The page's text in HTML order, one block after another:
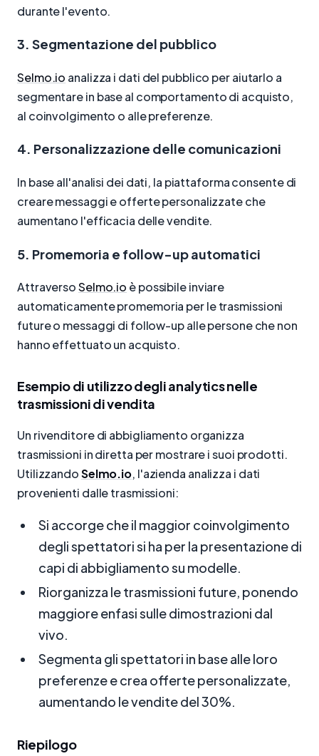
durante l'evento.
3. Segmentazione del pubblico
Selmo.io analizza i dati del pubblico per aiutarlo a
segmentare in base al comportamento di acquisto,
al coinvolgimento o alle preferenze.
4. Personalizzazione delle comunicazioni
In base all'analisi dei dati, la piattaforma consente di
creare messaggi e offerte personalizzate che
aumentano l'efficacia delle vendite.
5. Promemoria e follow-up automatici
AttraversoSelmo.io è possibile inviare
automaticamente promemoria per le trasmissioni
future o messaggi di follow-up alle persone che non
hanno effettuato un acquisto.
Esempio di utilizzo degli analytics nelle
trasmissioni di vendita
Un rivenditore di abbigliamento organizza
trasmissioni in diretta per mostrare i suoi prodotti.
UtilizzandoSelmo.io, l'azienda analizza i dati
provenienti dalle trasmissioni:
Si accorge che il maggior coinvolgimento
degli spettatori si ha per la presentazione di
capi di abbigliamento su modelle.
Riorganizza le trasmissioni future, ponendo
maggiore enfasi sulle dimostrazioni dal
vivo.
Segmenta gli spettatori in base alle loro
preferenze e crea offerte personalizzate,
aumentando le vendite del 30%.
Riepilogo